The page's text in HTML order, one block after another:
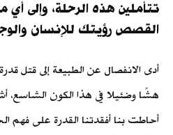
تتأملين هذه الرحلة، وإلى
القصص رؤيتك للإنسان
أدى الانفصال عن الطبيعة إلى قتل
هشًا وضئيلا في هذا الكون الشاسع،
أحاطت بنا أفقدتنا القدرة على فهم